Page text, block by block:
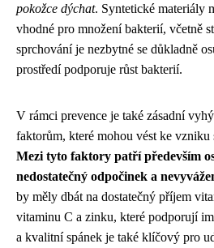
pokožce dýchat. Syntetické materiály
vhodné pro množení bakterií, včetně
sprchování je nezbytné se důkladně
prostředí podporuje růst bakterií.
V rámci prevence je také zásadní
faktorům, které mohou vést ke
Mezi tyto faktory patří především
nedostatečný odpočinek a
by měly dbát na dostatečný příjem
vitaminu C a zinku, které podporují
a kvalitní spánek je také klíčový pro